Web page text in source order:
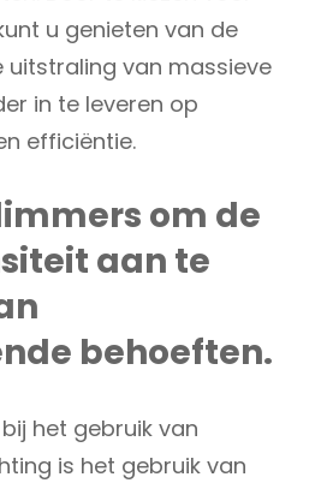
u genieten van de
uitstraling van massieve
in te leveren op
efficiëntie.
om de
aan te
behoeften.
het gebruik van
is het gebruik van